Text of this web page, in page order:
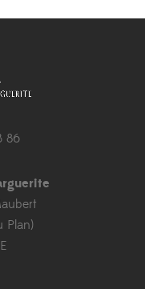
86
Plan)